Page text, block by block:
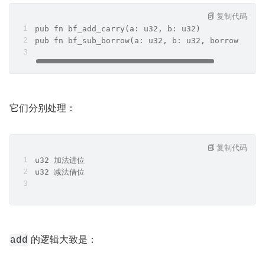
pub fn bf_add_carry(a: u32, b: u32)
pub fn bf_sub_borrow(a: u32, b: u32, borrow:
复制代码
它们分别处理：
u32 加法进位
u32 减法借位
复制代码
add 的逻辑大致是：